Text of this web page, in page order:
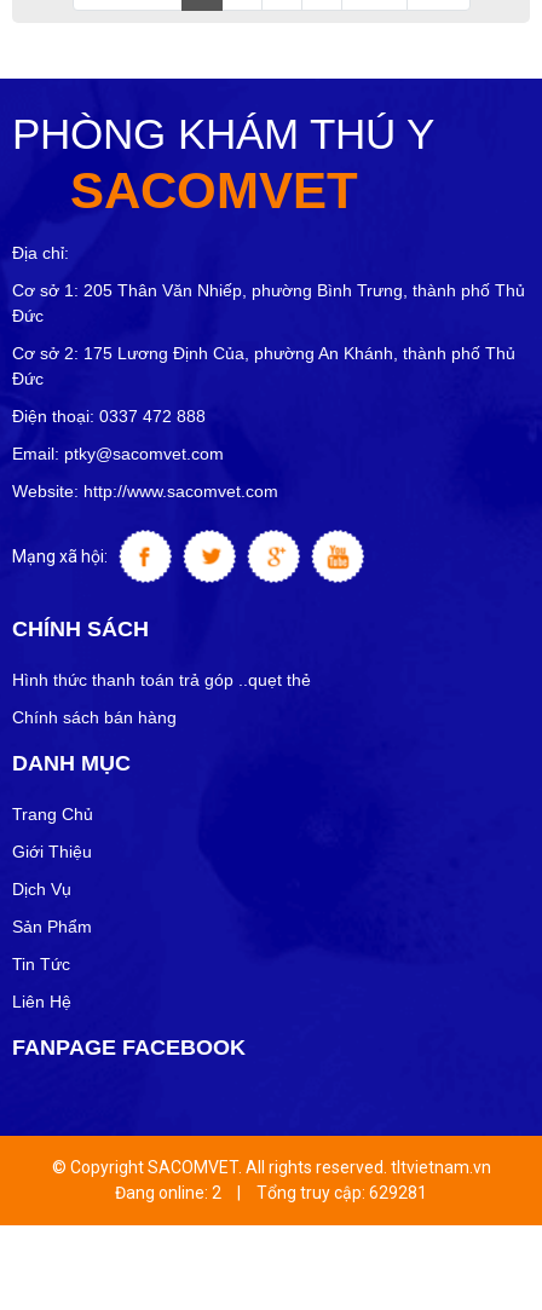
PHÒNG KHÁM THÚ Y
SACOMVET
Địa chỉ:
Cơ sở 1: 205 Thân Văn Nhiếp, phường Bình Trưng, thành phố Thủ
Đức
Cơ sở 2: 175 Lương Định Của, phường An Khánh, thành phố Thủ
Đức
Điện thoại: 0337 472 888
Email: ptky@sacomvet.com
Website: http://www.sacomvet.com
Mạng xã hội:
CHÍNH SÁCH
Hình thức thanh toán trả góp ..quẹt thẻ
Chính sách bán hàng
DANH MỤC
Trang Chủ
Giới Thiệu
Dịch Vụ
Sản Phẩm
Tin Tức
Liên Hệ
FANPAGE FACEBOOK
© Copyright SACOMVET. All rights reserved. tltvietnam.vn
Đang online: 2
| Tổng truy cập: 629281